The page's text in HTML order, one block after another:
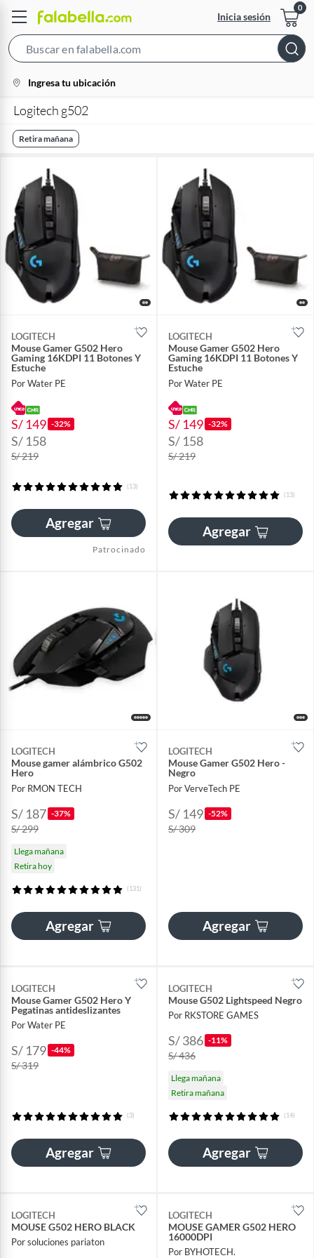
Inicia sesión
Bar
location-
icon
Ingresa tu ubicación
Logitech g502
Retira mañana
LOGITECH
Mouse Gamer G502 Hero
Gaming 16KDPI 11 Botones Y
Estuche
Por Water PE
S/ 149 -32%
S/ 158
S/ 219
(13)
Agregar
Patrocinado
LOGITECH
Mouse Gamer G502 Hero
Gaming 16KDPI 11 Botones Y
Estuche
Por Water PE
S/ 149 -32%
S/ 158
S/ 219
(13)
Agregar
LOGITECH
Mouse gamer alámbrico G502
Hero
Por RMON TECH
S/ 187 -37%
S/ 299
Llega mañana
Retira hoy
(131)
Agregar
LOGITECH
Mouse Gamer G502 Hero -
Negro
Por VerveTech PE
S/ 149 -52%
S/ 309
Agregar
LOGITECH
Mouse Gamer G502 Hero Y
Pegatinas antideslizantes
Por Water PE
S/ 179 -44%
S/ 319
(3)
Agregar
LOGITECH
Mouse G502 Lightspeed Negro
Por RKSTORE GAMES
S/ 386 -11%
S/ 436
Llega mañana
Retira mañana
(14)
Agregar
LOGITECH
MOUSE G502 HERO BLACK
Por soluciones pariaton
LOGITECH
MOUSE GAMER G502 HERO
16000DPI
Por BYHOTECH.